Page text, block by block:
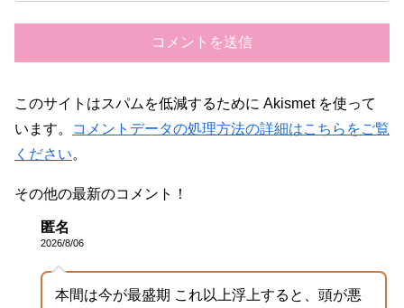
このサイトはスパムを低減するために Akismet を使って
います。
コメントデータの処理方法の詳細はこちらをご覧
ください。
その他の最新のコメント！
匿名
2026/8/06
本間は今が最盛期 これ以上浮上すると、頭が悪